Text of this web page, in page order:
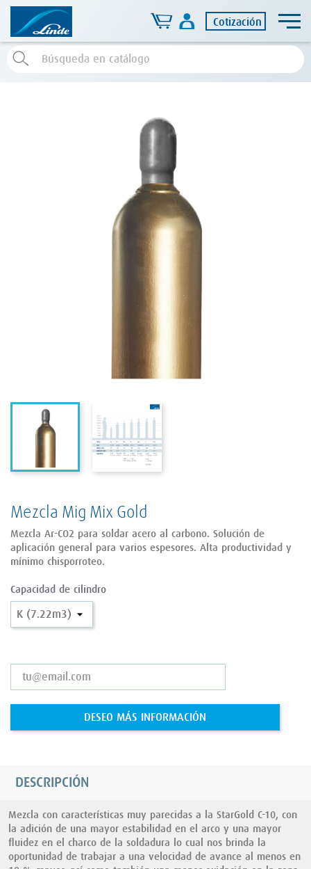
Cotización
Mezcla Mig Mix Gold
Mezcla Ar-CO2 para soldar acero al carbono. Solución de
aplicación general para varios espesores. Alta productividad y
mínimo chisporroteo.
Capacidad de cilindro
DESEO MÁS INFORMACIÓN
DESCRIPCIÓN
Mezcla con características muy parecidas a la StarGold C-10, con
la adición de una mayor estabilidad en el arco y una mayor
fluidez en el charco de la soldadura lo cual nos brinda la
oportunidad de trabajar a una velocidad de avance al menos en